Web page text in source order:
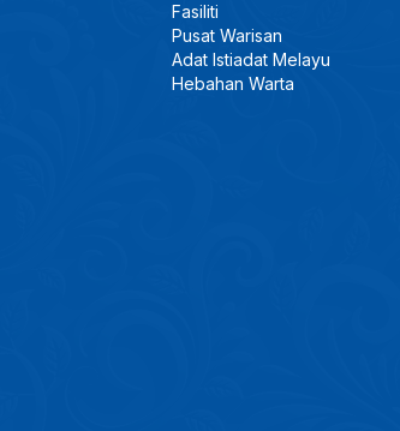
Fasiliti
Pusat Warisan
Adat Istiadat Melayu
Hebahan Warta